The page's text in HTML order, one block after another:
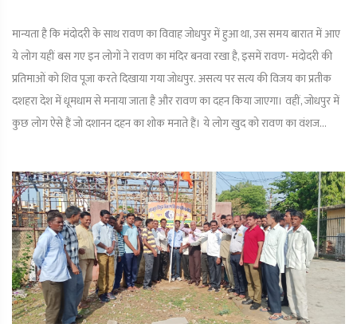
मान्यता है कि मंदोदरी के साथ रावण का विवाह जोधपुर में हुआ था, उस समय बारात में आए
ये लोग यहीं बस गए इन लोगों ने रावण का मंदिर बनवा रखा है, इसमें रावण- मंदोदरी की
प्रतिमाओं को शिव पूजा करते दिखाया गया जोधपुर. असत्य पर सत्य की विजय का प्रतीक
दशहरा देश में धूमधाम से मनाया जाता है और रावण का दहन किया जाएगा। वहीं, जोधपुर में
कुछ लोग ऐसे हैं जो दशानन दहन का शोक मनाते हैं। ये लोग खुद को रावण का वंशज...